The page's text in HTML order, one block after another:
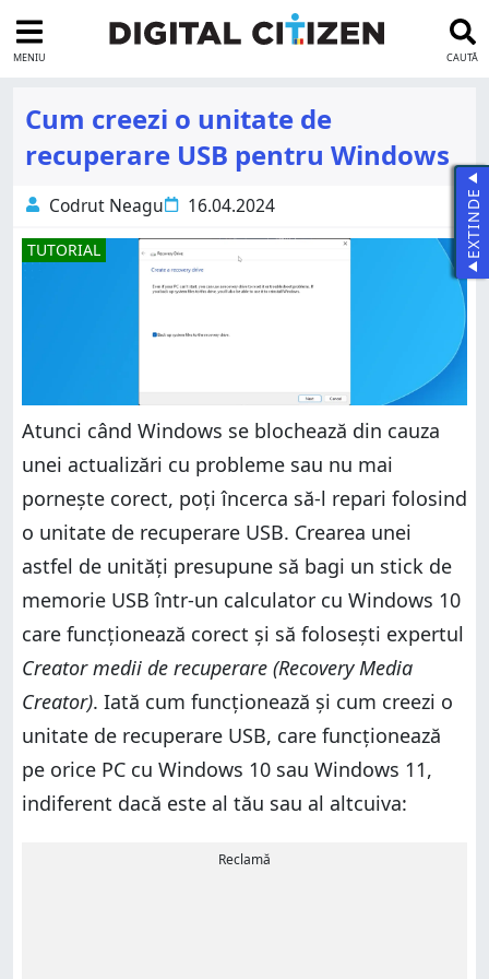
MENIU CAUTĂ
Cum creezi o unitate de
recuperare USB pentru Windows
Codrut Neagu 16.04.2024
TUTORIAL
Atunci când Windows se blochează din cauza
unei actualizări cu probleme sau nu mai
pornește corect, poți încerca să-l repari folosind
o unitate de recuperare USB. Crearea unei
astfel de unități presupune să bagi un stick de
memorie USB într-un calculator cu Windows 10
care funcționează corect și să folosești expertul
Creator medii de recuperare (Recovery Media
Creator). Iată cum funcționează și cum creezi o
unitate de recuperare USB, care funcționează
pe orice PC cu Windows 10 sau Windows 11,
indiferent dacă este al tău sau al altcuiva:
Reclamă
EXTINDE